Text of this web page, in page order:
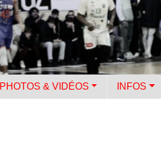
PHOTOS & VIDÉOS INFOS